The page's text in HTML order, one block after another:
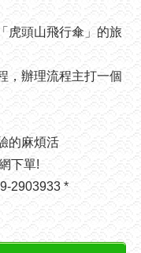
虎頭山飛行傘」的旅
，辦理流程主打一個
的麻煩活
下單!
2903933 *